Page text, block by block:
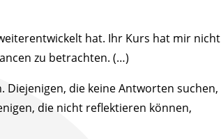
hat. Ihr Kurs hat mir nicht
zu betrachten. (…)
die keine Antworten suchen,
die nicht reflektieren können,